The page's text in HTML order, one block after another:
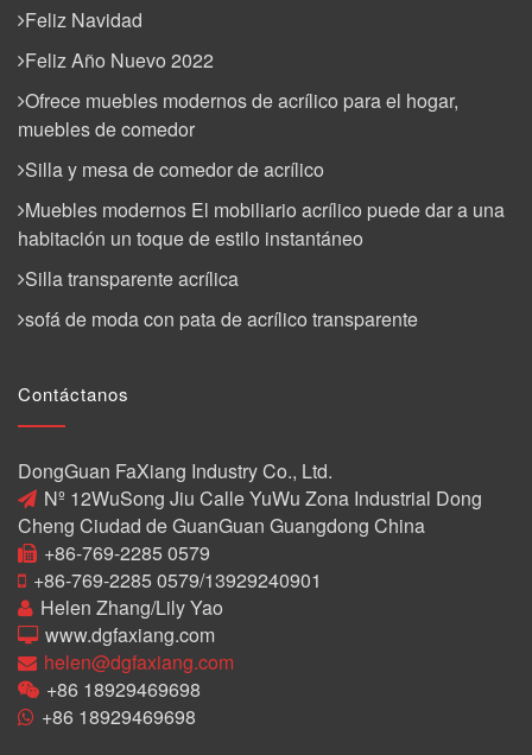
Feliz Navidad
Feliz Año Nuevo 2022
Ofrece muebles modernos de acrílico para el hogar,
muebles de comedor
Silla y mesa de comedor de acrílico
Muebles modernos El mobiliario acrílico puede dar a una
habitación un toque de estilo instantáneo
Silla transparente acrílica
sofá de moda con pata de acrílico transparente
Contáctanos
DongGuan FaXiang Industry Co., Ltd.
Nº 12WuSong Jiu Calle YuWu Zona Industrial Dong
Cheng Ciudad de GuanGuan Guangdong China
+86-769-2285 0579
+86-769-2285 0579/13929240901
Helen Zhang/Lily Yao
www.dgfaxiang.com
helen@dgfaxiang.com
+86 18929469698
+86 18929469698